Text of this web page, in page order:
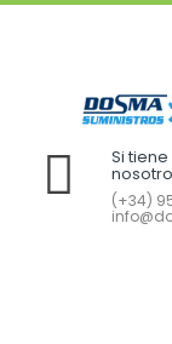
Si
(+34)